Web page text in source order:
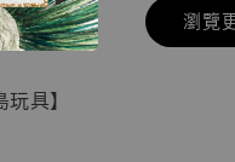
店內現貨】七龍珠
列蒐藏雕像 悟空
瀏覽
具】